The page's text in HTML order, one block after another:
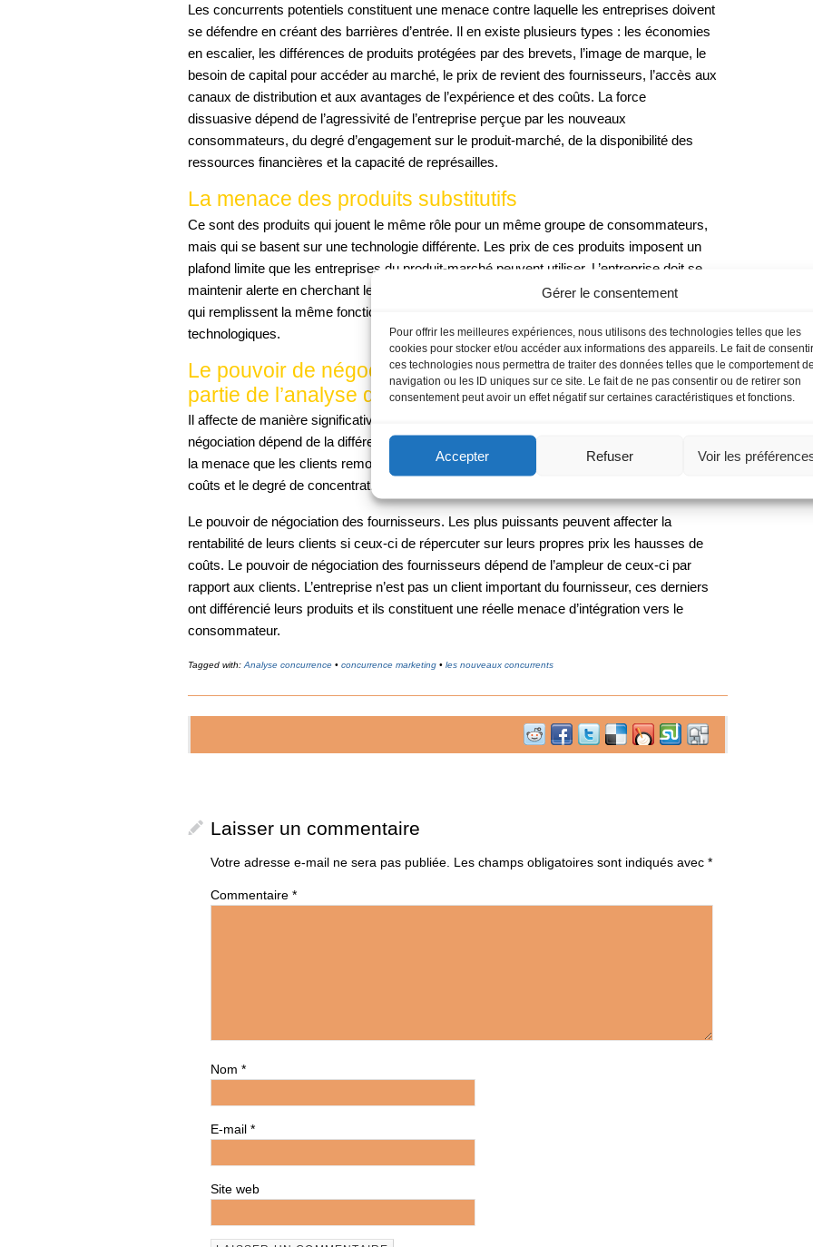
Gérer le consentement
Pour offrir les meilleures expériences, nous utilisons des technologies telles que les
cookies pour stocker et/ou accéder aux informations des appareils. Le fait de
ces technologies nous permettra de traiter des données telles que le comportement
navigation ou les ID uniques sur ce site. Le fait de ne pas consentir ou de retirer son
consentement peut avoir un effet négatif sur certaines caractéristiques et fonctions.
Accepter Refuser Voir les
Les concurrents potentiels constituent une menace contre laquelle les entreprises doivent
se défendre en créant des barrières d’entrée. Il en existe plusieurs types : les économies
en escalier, les différences de produits protégées par des brevets, l’image de marque, le
besoin de capital pour accéder au marché, le prix de revient des fournisseurs, l’accès aux
canaux de distribution et aux avantages de l’expérience et des coûts. La force
dissuasive dépend de l’agressivité de l’entreprise perçue par les nouveaux
consommateurs, du degré d’engagement sur le produit-marché, de la disponibilité des
ressources financières et la capacité de représailles.
La menace des produits substitutifs
Ce sont des produits qui jouent le même rôle pour un même groupe de consommateurs,
mais qui se basent sur une technologie différente. Les prix de ces produits imposent un
plafond limite que les entreprises du produit-marché peuvent utiliser. L’entreprise doit se
maintenir alerte en cherchant les produits qui répondent à la même nécessité générique ou
qui remplissent la même fonction. Il est nécessaire de surveiller les évolutions
technologiques.
Le pouvoir de négociation des clients doit aussi faire
partie de l’analyse de la concurrence
Il affecte de manière significative la rentabilité de l’entreprise. L’importance de ce pouvoir de
négociation dépend de la différenciation des produits, les coûts de revient des fournisseurs,
la menace que les clients remontent jusqu’à l’origine et disposent des informations sur les
coûts et le degré de concentration des commandes.
Le pouvoir de négociation des fournisseurs. Les plus puissants peuvent affecter la
rentabilité de leurs clients si ceux-ci de répercuter sur leurs propres prix les hausses de
coûts. Le pouvoir de négociation des fournisseurs dépend de l’ampleur de ceux-ci par
rapport aux clients. L’entreprise n’est pas un client important du fournisseur, ces derniers
ont différencié leurs produits et ils constituent une réelle menace d’intégration vers le
consommateur.
Tagged with: Analyse concurrence • concurrence marketing • les nouveaux concurrents
Laisser un commentaire
Votre adresse e-mail ne sera pas publiée. Les champs obligatoires sont indiqués avec *
Commentaire *
Nom *
E-mail *
Site web